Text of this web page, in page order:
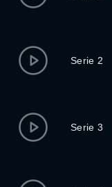
Serie 2
Serie 3